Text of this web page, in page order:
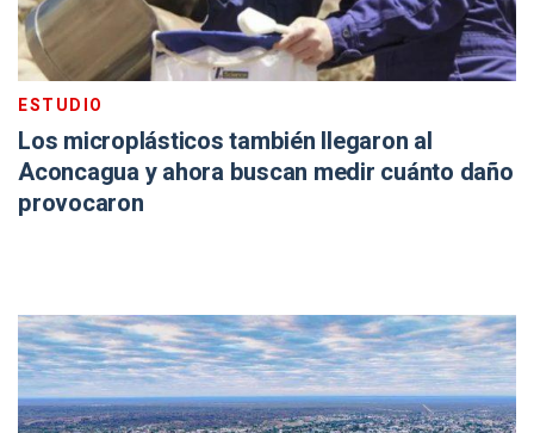
ESTUDIO
Los microplásticos también llegaron al
Aconcagua y ahora buscan medir cuánto daño
provocaron